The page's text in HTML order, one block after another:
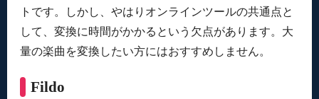
トです。しかし、やはりオンラインツールの共通点と
して、変換に時間がかかるという欠点があります。大
量の楽曲を変換したい方にはおすすめしません。
Fildo